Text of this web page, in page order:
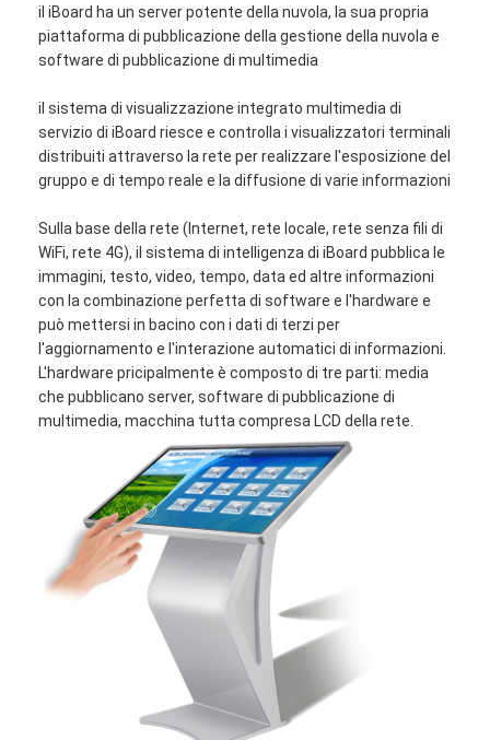
il iBoard ha un server potente della nuvola, la sua propria
piattaforma di pubblicazione della gestione della nuvola e
software di pubblicazione di multimedia
il sistema di visualizzazione integrato multimedia di
servizio di iBoard riesce e controlla i visualizzatori terminali
distribuiti attraverso la rete per realizzare l'esposizione del
gruppo e di tempo reale e la diffusione di varie informazioni
Sulla base della rete (Internet, rete locale, rete senza fili di
WiFi, rete 4G), il sistema di intelligenza di iBoard pubblica le
immagini, testo, video, tempo, data ed altre informazioni
con la combinazione perfetta di software e l'hardware e
può mettersi in bacino con i dati di terzi per
l'aggiornamento e l'interazione automatici di informazioni.
L'hardware pricipalmente è composto di tre parti: media
che pubblicano server, software di pubblicazione di
multimedia, macchina tutta compresa LCD della rete.